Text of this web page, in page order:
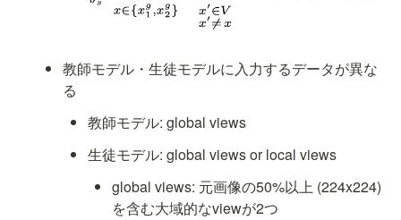
教師モデル・生徒モデルに入力するデータが異な
る
教師モデル: global views
生徒モデル: global views or local views
global views: 元画像の50%以上 (224x224)
を含む大域的なviewが2つ